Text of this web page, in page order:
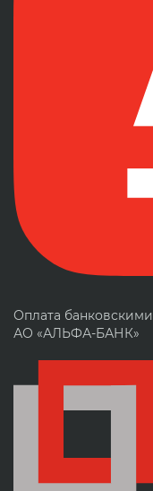
Оплата
АО «АЛЬФА-БАНК»